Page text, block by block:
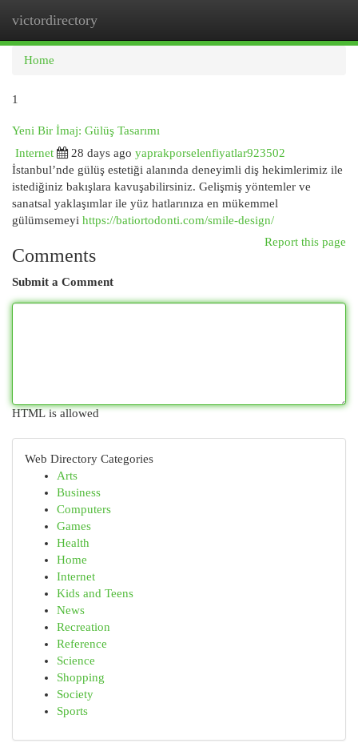
victordirectory
Home
1
Yeni Bir İmaj: Gülüş Tasarımı
Internet
28 days ago yaprakporselenfiyatlar923502
İstanbul’nde gülüş estetiği alanında deneyimli diş hekimlerimiz ile
istediğiniz bakışlara kavuşabilirsiniz. Gelişmiş yöntemler ve
sanatsal yaklaşımlar ile yüz hatlarınıza en mükemmel
gülümsemeyi https://batiortodonti.com/smile-design/
Report this page
Comments
Submit a Comment
HTML is allowed
Web Directory Categories
Arts
Business
Computers
Games
Health
Home
Internet
Kids and Teens
News
Recreation
Reference
Science
Shopping
Society
Sports